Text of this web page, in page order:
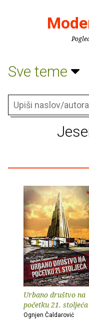
Sve teme
Urbano društvo na
početku 21. stoljeća
Ognjen Čaldarović